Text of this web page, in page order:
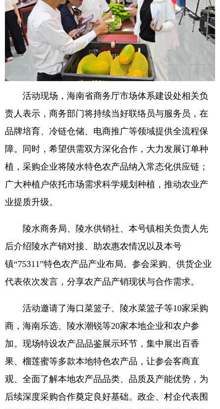
活动现场，海南省商务厅市场体系建设处相关负
责人表示，商务部门将持续当好联络员与服务员，在
品牌培育、冷链仓储、电商推广等领域提供全流程保
障。同时，希望供需双方深化合作，大力发展订单种
植，采购企业将陵水特色农产品纳入常态化供应链；
广大种植户依托市场需求科学规划种植，推动农业产
业提质升级。
陵水商务局、陵水供销社、本号镇相关负责人先
后介绍陵水产销对接、助农惠农情况以及本号
镇“75311”特色农产品产业布局。参会采购、供货企业
代表依次发言，分享农产品产销现状与合作需求。
活动邀请了海口菜篮子、陵水菜篮子等10家采购
商，海南乐选、陵水潮锐等20家本地企业和农户参
加。现场特设农产品品鉴展示环节，集中展出百香
果、榴莲蜜等多款本地特色农产品，让参会客商直
观、全面了解本地农产品品类、品质及产能优势，为
后续深度采购合作奠定良好基础。政企、村企代表围